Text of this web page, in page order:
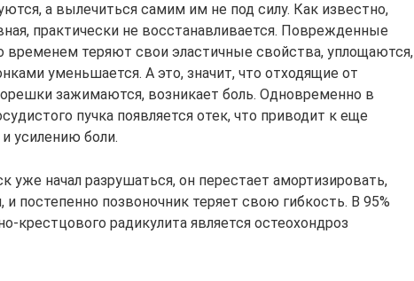
а вылечиться самим им не под силу. Как известно,
практически не восстанавливается. Поврежденные
теряют свои эластичные свойства, уплощаются,
уменьшается. А это, значит, что отходящие от
зажимаются, возникает боль. Одновременно в
пучка появляется отек, что приводит к еще
усилению боли.
уже начал разрушаться, он перестает амортизировать,
постепенно позвоночник теряет свою гибкость. В 95%
крестцового радикулита является остеохондроз